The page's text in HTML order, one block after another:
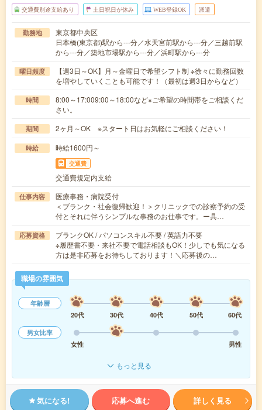
交通費別途支給あり 土日祝日が休み WEB登録OK 派遣
勤務地
東京都中央区
日本橋(東京都)駅から---分／水天宮前駅から---分／三越前駅
から---分／築地市場駅から---分／浜町駅から---分
曜日頻度
【週3日～OK】月～金曜日で希望シフト制 ※徐々に勤務回数
を増やしていくことも可能です！（最初は週3日からなど）
時間
8:00～17:009:00～18:00など※ご希望の時間帯をご相談くだ
さい。
期間 2ヶ月～OK ※スタート日はお気軽にご相談ください！
時給 時給1600円～
交通費
交通費規定内支給
仕事内容
医療事務・病院受付
＜ブランク・社会復帰歓迎！＞クリニックでの診察予約の受
付とそれに伴うシンプルな事務のお仕事です。ー具…
応募資格
ブランクOK / パソコンスキル不要 / 英語力不要
※履歴書不要・来社不要で電話相談もOK！少しでも気になる
方は是非応募をお待ちしております！＼応募後の…
職場の雰囲気
年齢層
20代
30代 40代 50代
60代
男女比率
女性
男性
もっと見る
気になる! 応募へ進む 詳しく見る